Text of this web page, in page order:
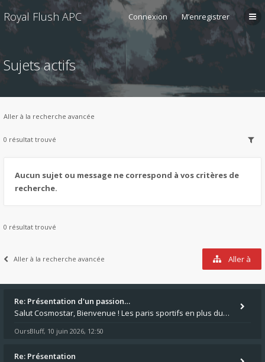
Royal Flush APC Connexion M’enregistrer
Sujets actifs
Aller à la recherche avancée
0 résultat trouvé
Aucun sujet ou message ne correspond à vos critères de
recherche.
0 résultat trouvé
Aller à la recherche avancée Aller à
Re: Présentation d'un passion…
Salut Cosmostar, Bienvenue ! Les paris sportifs en plus du poker, c'est ce que je fais aussi. Surtout la NBA, je mise su
OursBluff, 10 juin 2026, 12:50
Re: Présentation